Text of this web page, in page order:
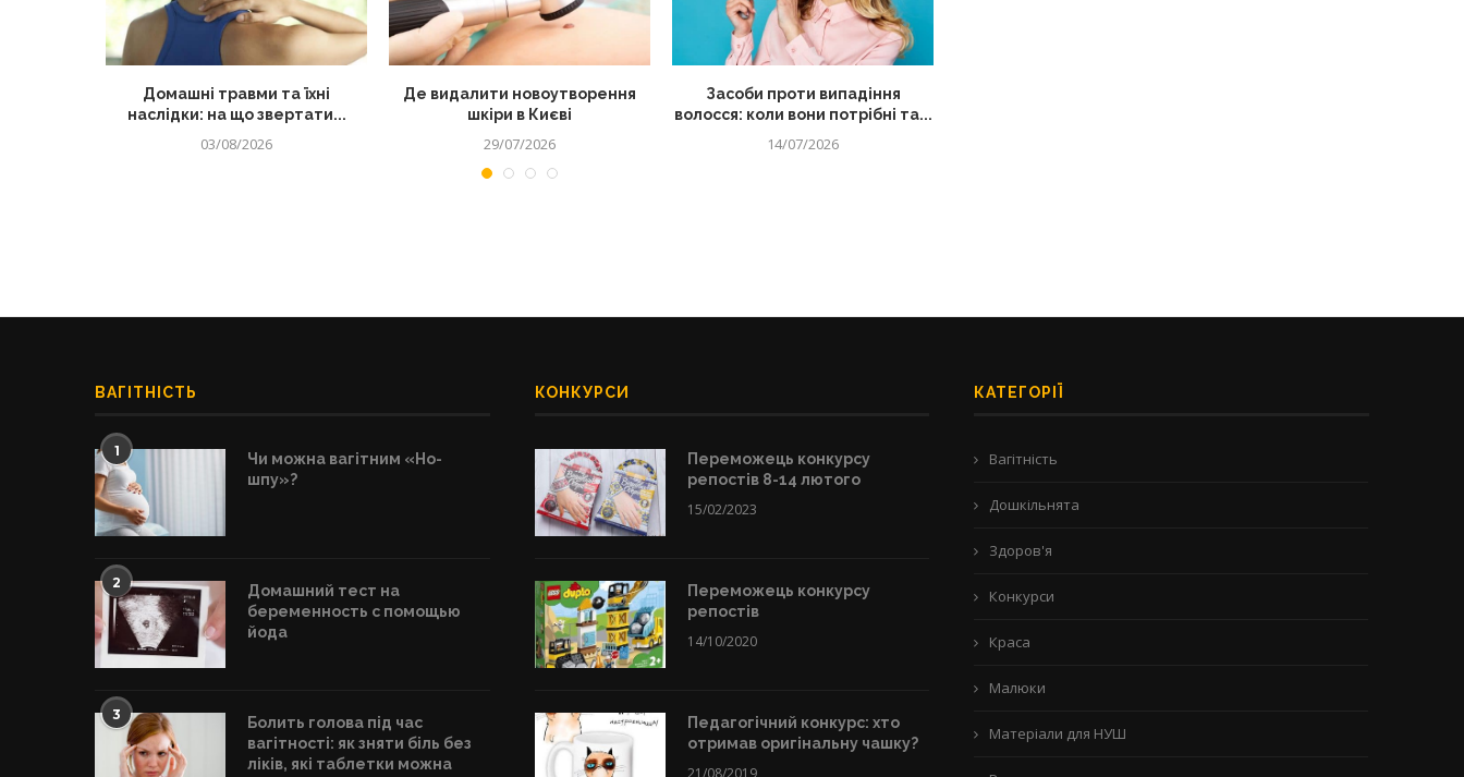
Домашні травми та їхні
наслідки: на що звертати...
03/08/2026
Де видалити новоутворення
шкіри в Києві
29/07/2026
Засоби проти випадіння
волосся: коли вони потрібні та...
14/07/2026
ВАГІТНІСТЬ
1
Чи можна вагітним «Но-
шпу»?
2
Домашний тест на
беременность с помощью
йода
3
Болить голова під час
вагітності: як зняти біль без
ліків, які таблетки можна
КОНКУРСИ
Переможець конкурсу
репостів 8-14 лютого
15/02/2023
Переможець конкурсу
репостів
14/10/2020
Педагогічний конкурс: хто
отримав оригінальну чашку?
21/08/2019
КАТЕГОРІЇ
Вагітність
Дошкільнята
Здоров'я
Конкурси
Краса
Малюки
Матеріали для НУШ